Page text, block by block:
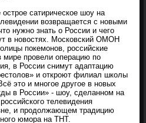
сатирическое шоу на
возвращается с новыми
нужно знать о России и чего
в новостях. Московский ОМОН
покемонов, российские
мире провели операцию по
в России снимут адаптацию
и откроют филиал школы
это и многое другое в новых
в России» - шоу, сделанном на
телевидения
и продолжающем традицию
юмора на ТНТ.